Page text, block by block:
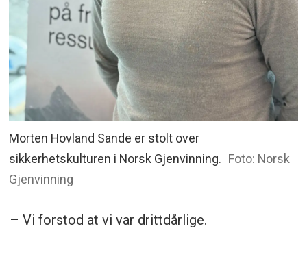
Morten Hovland Sande er stolt over
sikkerhetskulturen i Norsk Gjenvinning. Foto: Norsk
Gjenvinning
– Vi forstod at vi var drittdårlige.